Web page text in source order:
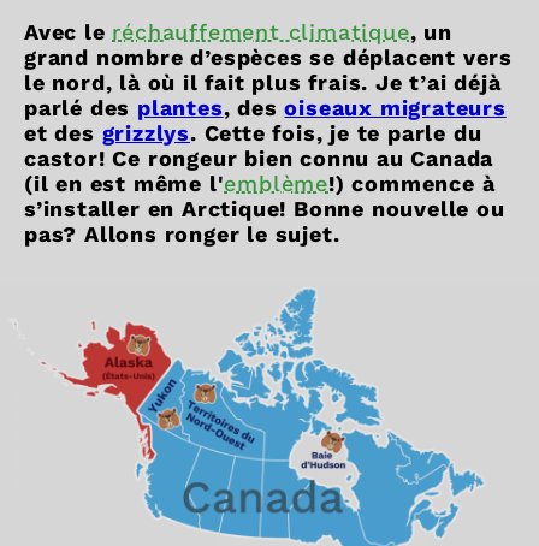
Avec le réchauffement climatique, un
grand nombre d’espèces se déplacent vers
le nord, là où il fait plus frais. Je t’ai déjà
parlé des plantes, desoiseaux migrateurs
et des grizzlys. Cette fois, je te parle du
castor! Ce rongeur bien connu au Canada
(il en est même l'emblème!) commence à
s’installer en Arctique! Bonne nouvelle ou
pas? Allons ronger le sujet.